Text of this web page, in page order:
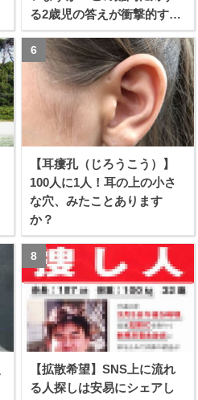
る2歳児の答えが衝撃的すぎ
る！！
【耳瘻孔（じろうこう）】
100人に1人！耳の上の小さ
な穴、みたことあります
か？
【拡散希望】SNS上に流れ
る人探しは安易にシェアし